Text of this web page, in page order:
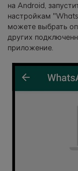
на Android,
настройкам
можете выбрать
других
приложение.